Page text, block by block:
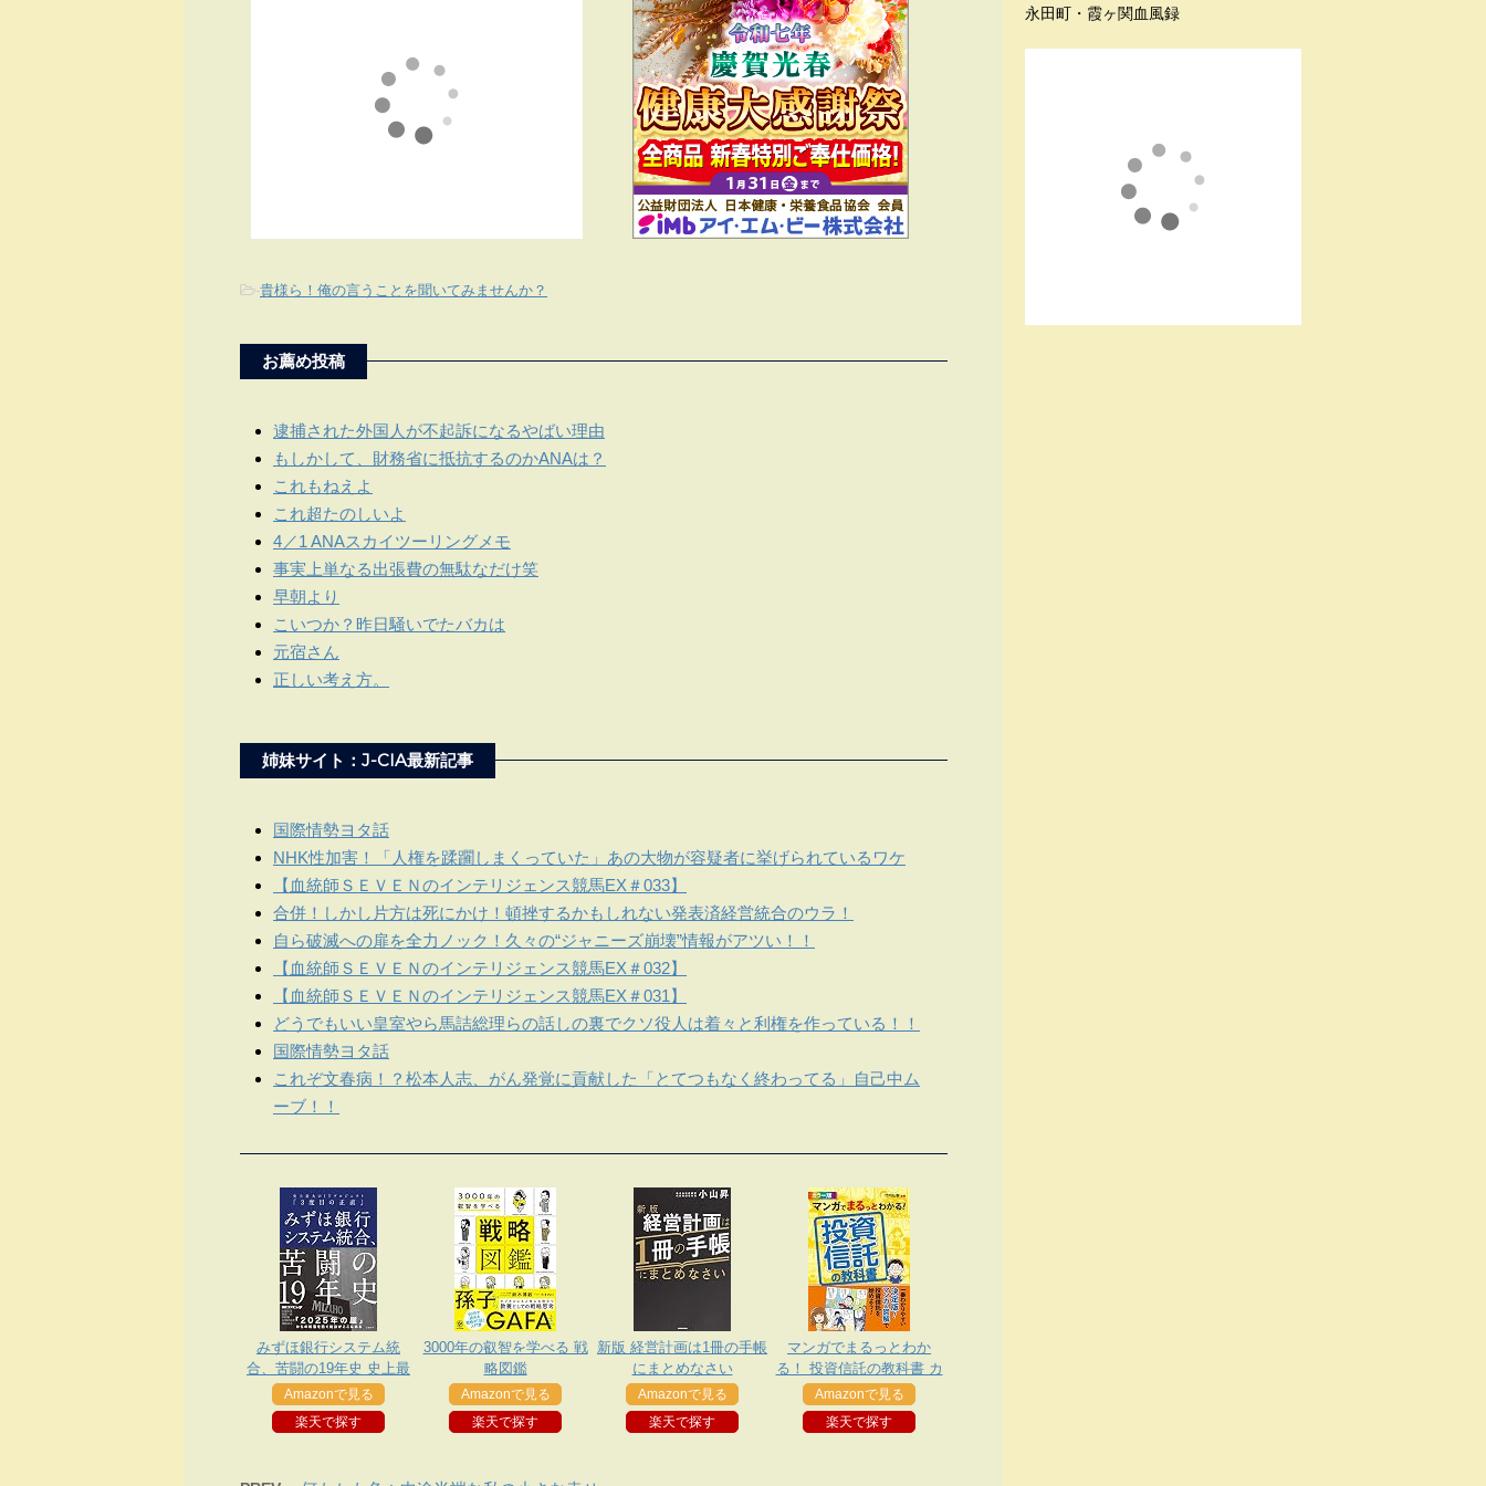
-貴様ら！俺の言うことを聞いてみませんか？
お薦め投稿
逮捕された外国人が不起訴になるやばい理由
もしかして、財務省に抵抗するのかANAは？
これもねえよ
これ超たのしいよ
4／1 ANAスカイツーリングメモ
事実上単なる出張費の無駄なだけ笑
早朝より
こいつか？昨日騒いでたバカは
元宿さん
正しい考え方。
姉妹サイト：J-CIA最新記事
国際情勢ヨタ話
NHK性加害！「人権を蹂躙しまくっていた」あの大物が容疑者に挙げられているワケ
【血統師ＳＥＶＥＮのインテリジェンス競馬EX＃033】
合併！しかし片方は死にかけ！頓挫するかもしれない発表済経営統合のウラ！
自ら破滅への扉を全力ノック！久々の“ジャニーズ崩壊”情報がアツい！！
【血統師ＳＥＶＥＮのインテリジェンス競馬EX＃032】
【血統師ＳＥＶＥＮのインテリジェンス競馬EX＃031】
どうでもいい皇室やら馬詰総理らの話しの裏でクソ役人は着々と利権を作っている！！
国際情勢ヨタ話
これぞ文春病！？松本人志、がん発覚に貢献した「とてつもなく終わってる」自己中ム
ーブ！！
みずほ銀行システム統
合、苦闘の19年史 史上最
大のITプロジェクト「3度
目の正直」
Amazonで見る
楽天で探す
3000年の叡智を学べる 戦
略図鑑
Amazonで見る
楽天で探す
新版 経営計画は1冊の手帳
にまとめなさい
Amazonで見る
楽天で探す
マンガでまるっとわか
る！ 投資信託の教科書 カ
ラー版 資産運用勉強シリ
ーズ
Amazonで見る
楽天で探す
永田町・霞ヶ関血風録